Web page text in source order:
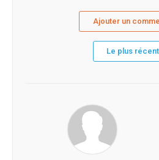
Ajouter un
Le plus récent